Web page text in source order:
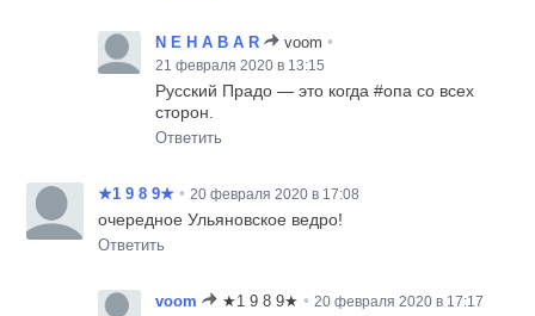
N E H A B A R voom •
21 февраля 2020 в 13:15
Русский Прадо — это когда #опа со всех
сторон.
Ответить
★1 9 8 9★ • 20 февраля 2020 в 17:08
очередное Ульяновское ведро!
Ответить
voom ★1 9 8 9★ • 20 февраля 2020 в 17:17